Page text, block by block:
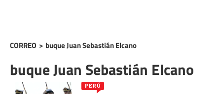
CORREO > buque Juan Sebastián Elcano
buque Juan Sebastián Elcano
PERÚ